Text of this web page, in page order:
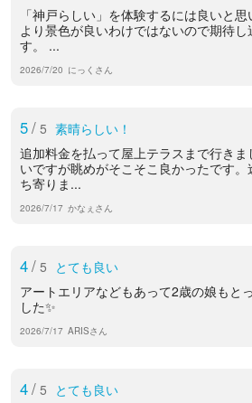
「神戸らしい」を体験するには良いと
より景色が良いわけではないので期待
す。 ...
2026/7/20 にっくさん
5/ 5 素晴らしい！
追加料金を払って屋上テラスまで行き
いですが眺めがそこそこ良かったです
ち寄りま...
2026/7/17 かなぇさん
4/ 5 とても良い
アートエリアなどもあって2歳の娘もと
した✨
2026/7/17 ARISさん
4/ 5 とても良い